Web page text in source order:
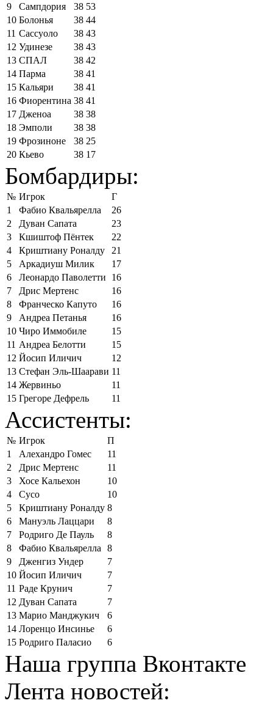
9
Сампдория 38 53
10 Болонья 38 44
11 Сассуоло 38 43
12 Удинезе 38 43
13 СПАЛ 38 42
14 Парма 38 41
15 Кальяри 38 41
16 Фиорентина 38 41
17 Дженоа 38 38
18 Эмполи 38 38
19 Фрозиноне 38 25
20 Кьево 38 17
Бомбардиры:
№ Игрок
Г
1
Фабио Квальярелла
26
2
Дуван Сапата
23
3
Кшиштоф Пёнтек
22
4
Криштиану Роналду
21
5
Аркадиуш Милик
17
6
Леонардо Паволетти
16
7
Дрис Мертенс
16
8
Франческо Капуто
16
9
Андреа Петанья
16
10 Чиро Иммобиле
15
11 Андреа Белотти
15
12 Йосип Иличич
12
13 Стефан Эль-Шаарави 11
14 Жервиньо
11
15 Грегоре Дефрель 11
Ассистенты:
№ Игрок
П
1
Алехандро Гомес
11
2
Дрис Мертенс
11
3
Хосе Кальехон
10
4
Сусо
10
5
Криштиану Роналду 8
6
Мануэль Лаццари
8
7
Родриго Де Пауль
8
8
Фабио Квальярелла
8
9
Дженгиз Ундер
7
10 Йосип Иличич
7
11 Раде Крунич
7
12 Дуван Сапата
7
13 Марио Манджукич
6
14 Лоренцо Инсинье
6
15 Родриго Паласио 6
Наша группа Вконтакте
Лента новостей: